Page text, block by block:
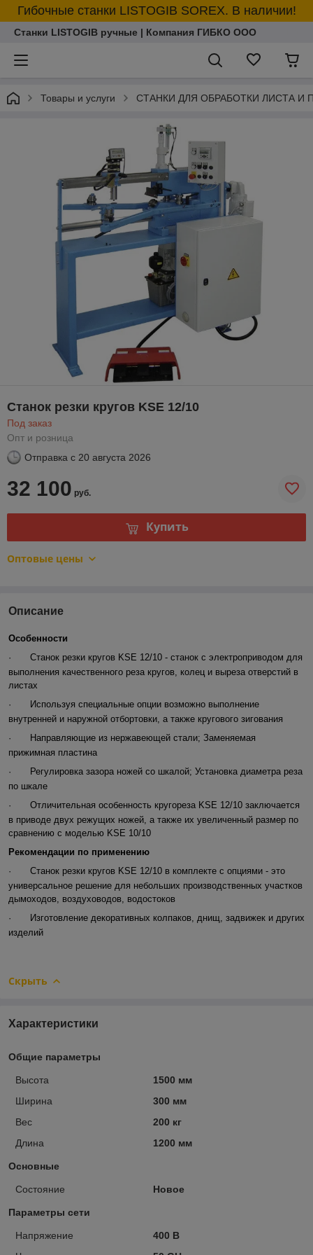
Гибочные станки LISTOGIB SOREX. В наличии!
Станки LISTOGIB ручные | Компания ГИБКО ООО
Товары и услуги СТАНКИ ДЛЯ ОБРАБОТКИ ЛИСТА И
Станок резки кругов KSE 12/10
Под заказ
Опт и розница
Отправка с 20 августа 2026
32 100 руб.
Купить
Оптовые цены
Описание
Особенности
·
Станок резки кругов KSE 12/10 - станок с электроприводом для
выполнения качественного реза кругов, колец и выреза отверстий в
листах
·
Используя специальные опции возможно выполнение
внутренней и наружной отбортовки, а также кругового зигования
·
Направляющие из нержавеющей стали; Заменяемая
прижимная пластина
·
Регулировка зазора ножей со шкалой; Установка диаметра реза
по шкале
·
Отличительная особенность кругореза KSE 12/10 заключается
в приводе двух режущих ножей, а также их увеличенный размер по
сравнению с моделью KSE 10/10
Рекомендации по применению
·
Станок резки кругов KSE 12/10 в комплекте с опциями - это
универсальное решение для небольших производственных участков
дымоходов, воздуховодов, водостоков
·
Изготовление декоративных колпаков, днищ, задвижек и других
изделий
Скрыть
Характеристики
Общие параметры
Высота
1500 мм
Ширина
300 мм
Вес
200 кг
Длина
1200 мм
Основные
Состояние Новое
Параметры сети
Напряжение
400 В